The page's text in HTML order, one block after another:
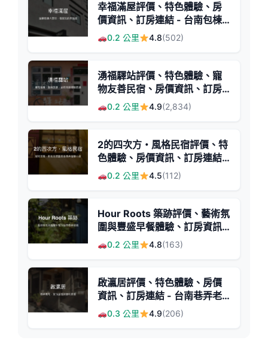
幸福滿屋評價、特色體驗、房
價資訊、訂房連結 - 台南包棟
親子住宿推薦
0.2 公里 4.8(502)
湧福驛站評價、特色體驗、寵
物友善民宿、房價資訊、訂房
連結 - 老宅風情與親切服務
0.2 公里 4.9(2,834)
2的四次方・風格民宿評價、特
色體驗、房價資訊、訂房連結 -
寵物友善與便利美食地點
0.2 公里 4.5(112)
Hour Roots 築跡評價、藝術氛
圍與豐盛早餐體驗、訂房資訊 -
台南特色民宿
0.2 公里 4.8(163)
啟瀛居評價、特色體驗、房價
資訊、訂房連結 - 台南巷弄老
宅溫馨民宿
0.3 公里 4.9(206)